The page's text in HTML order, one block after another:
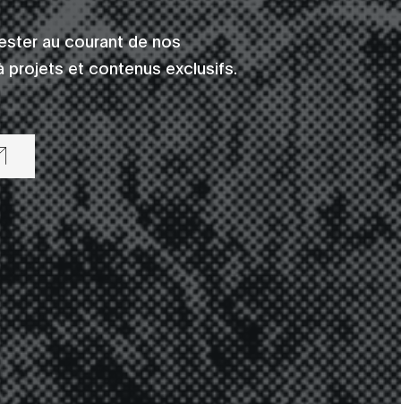
au courant de nos
projets et contenus exclusifs.